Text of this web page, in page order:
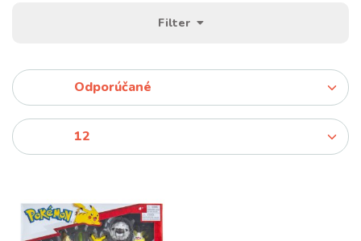
Filter